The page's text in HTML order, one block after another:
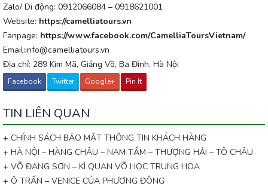
Zalo/ Di động: 0912066084 – 0918621001
Website: https://camelliatours.vn
Fanpage: https://www.facebook.com/CamelliaToursVietnam/
Email:info@camelliatours.vn
Địa chỉ: 289 Kim Mã, Giảng Võ, Ba Đình, Hà Nội
Facebook Twitter Google+ Pin It
TIN LIÊN QUAN
+ CHÍNH SÁCH BẢO MẬT THÔNG TIN KHÁCH HÀNG
+ HÀ NỘI – HÀNG CHÂU – NAM TẦM – THƯỢNG HẢI – TÔ CHÂU
+ VÕ ĐANG SƠN – KÌ QUAN VÕ HỌC TRUNG HOA
+ Ô TRẤN – VENICE CỦA PHƯƠNG ĐÔNG